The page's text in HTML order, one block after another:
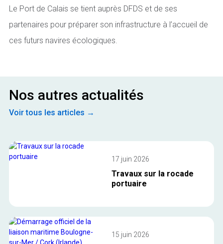
Le Port de Calais se tient auprès DFDS et de ses
partenaires pour préparer son infrastructure à l’accueil de
ces futurs navires écologiques.
Nos autres actualités
Voir tous les articles →
17 juin 2026
Travaux sur la rocade
portuaire
15 juin 2026